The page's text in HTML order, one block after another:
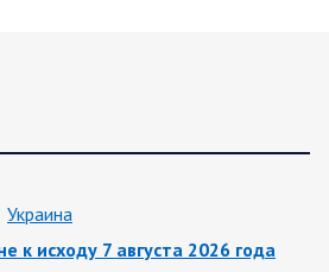
Украина
к исходу 7 августа 2026 года